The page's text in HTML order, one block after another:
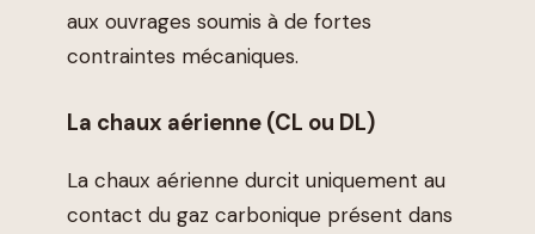
aux ouvrages soumis à de fortes
contraintes mécaniques.
La chaux aérienne (CL ou DL)
La chaux aérienne durcit uniquement au
contact du gaz carbonique présent dans